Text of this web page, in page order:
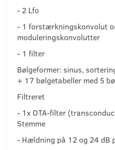
- 2 Lfo
- 1 forstærkningskonvolut
moduleringskonvolutter
- 1 filter
Bølgeformer: sinus,
+ 17 bølgetabeller med 5
Filtreret
- 1x OTA-filter
Stemme
- Hældning på 12 og 24 dB